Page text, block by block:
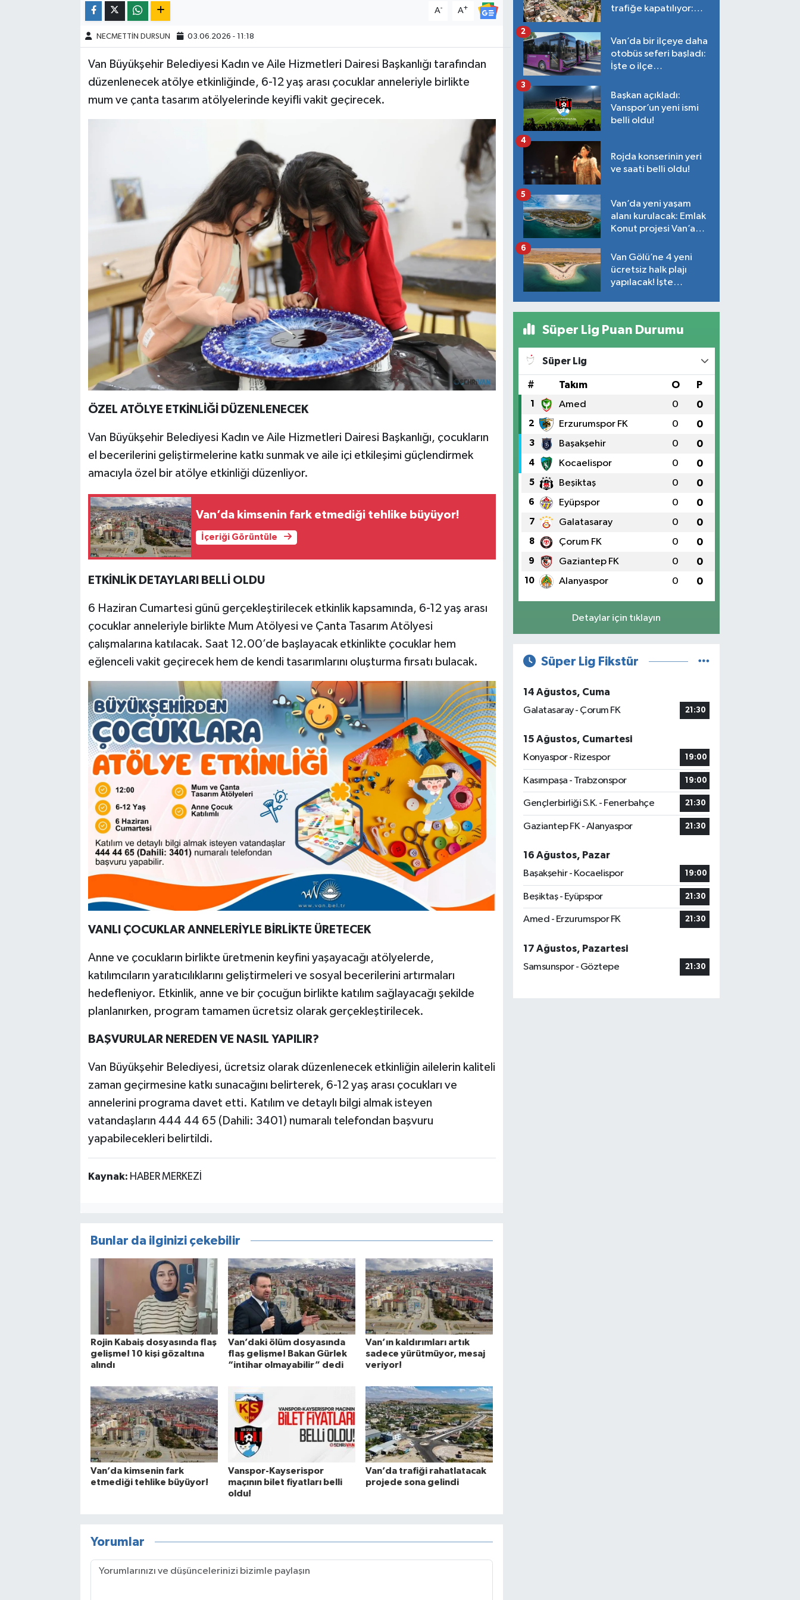
A- A+
NECMETTİN DURSUN 03.06.2026 - 11:18
Van Büyükşehir Belediyesi Kadın ve Aile Hizmetleri Dairesi Başkanlığı tarafından
düzenlenecek atölye etkinliğinde, 6-12 yaş arası çocuklar anneleriyle birlikte
mum ve çanta tasarım atölyelerinde keyifli vakit geçirecek.
ÖZEL ATÖLYE ETKİNLİĞİ DÜZENLENECEK
Van Büyükşehir Belediyesi Kadın ve Aile Hizmetleri Dairesi Başkanlığı, çocukların
el becerilerini geliştirmelerine katkı sunmak ve aile içi etkileşimi güçlendirmek
amacıyla özel bir atölye etkinliği düzenliyor.
Van’da kimsenin fark etmediği tehlike büyüyor!
İçeriği Görüntüle
ETKİNLİK DETAYLARI BELLİ OLDU
6 Haziran Cumartesi günü gerçekleştirilecek etkinlik kapsamında, 6-12 yaş arası
çocuklar anneleriyle birlikte Mum Atölyesi ve Çanta Tasarım Atölyesi
çalışmalarına katılacak. Saat 12.00’de başlayacak etkinlikte çocuklar hem
eğlenceli vakit geçirecek hem de kendi tasarımlarını oluşturma fırsatı bulacak.
VANLI ÇOCUKLAR ANNELERİYLE BİRLİKTE ÜRETECEK
Anne ve çocukların birlikte üretmenin keyfini yaşayacağı atölyelerde,
katılımcıların yaratıcılıklarını geliştirmeleri ve sosyal becerilerini artırmaları
hedefleniyor. Etkinlik, anne ve bir çocuğun birlikte katılım sağlayacağı şekilde
planlanırken, program tamamen ücretsiz olarak gerçekleştirilecek.
BAŞVURULAR NEREDEN VE NASIL YAPILIR?
Van Büyükşehir Belediyesi, ücretsiz olarak düzenlenecek etkinliğin ailelerin kaliteli
zaman geçirmesine katkı sunacağını belirterek, 6-12 yaş arası çocukları ve
annelerini programa davet etti. Katılım ve detaylı bilgi almak isteyen
vatandaşların 444 44 65 (Dahili: 3401) numaralı telefondan başvuru
yapabilecekleri belirtildi.
Kaynak: HABER MERKEZİ
Bunlar da ilginizi çekebilir
Rojin Kabaiş dosyasında flaş
gelişme! 10 kişi gözaltına
alındı
Van’daki ölüm dosyasında
flaş gelişme! Bakan Gürlek
“intihar olmayabilir” dedi
Van’ın kaldırımları artık
sadece yürütmüyor, mesaj
veriyor!
Van’da kimsenin fark
etmediği tehlike büyüyor!
Vanspor-Kayserispor
maçının bilet fiyatları belli
oldu!
Van’da trafiği rahatlatacak
projede sona gelindi
Yorumlar
trafiğe kapatılıyor:
Van’da bir ilçeye daha
otobüs seferi başladı:
İşte o ilçe…
2
Başkan açıkladı:
Vanspor’un yeni ismi
belli oldu!
3
Rojda konserinin yeri
ve saati belli oldu!
4
Van’da yeni yaşam
alanı kurulacak: Emlak
Konut projesi Van’a
5
Van Gölü’ne 4 yeni
ücretsiz halk plajı
yapılacak! İşte
6
Süper Lig Puan Durumu
Süper Lig
# Takım O P
1 Amed 0 0
2 Erzurumspor FK 0 0
3 Başakşehir 0 0
4 Kocaelispor 0 0
5 Beşiktaş 0 0
6 Eyüpspor 0 0
7 Galatasaray 0 0
8 Çorum FK 0 0
9 Gaziantep FK 0 0
10 Alanyaspor 0 0
Detaylar için tıklayın
Süper Lig Fikstür
14 Ağustos, Cuma
Galatasaray - Çorum FK
21:30
15 Ağustos, Cumartesi
Konyaspor - Rizespor
19:00
Kasımpaşa - Trabzonspor 19:00
Gençlerbirliği S.K. - Fenerbahçe 21:30
Gaziantep FK - Alanyaspor 21:30
16 Ağustos, Pazar
Başakşehir - Kocaelispor
19:00
Beşiktaş - Eyüpspor 21:30
Amed - Erzurumspor FK 21:30
17 Ağustos, Pazartesi
Samsunspor - Göztepe
21:30